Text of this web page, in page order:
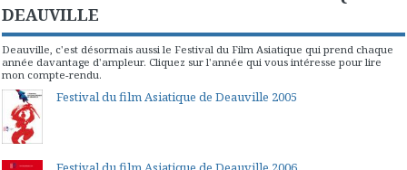
DEAUVILLE
Deauville, c'est désormais aussi le Festival du Film Asiatique qui prend chaque
année davantage d'ampleur. Cliquez sur l'année qui vous intéresse pour lire
mon compte-rendu.
Festival du film Asiatique de Deauville 2005